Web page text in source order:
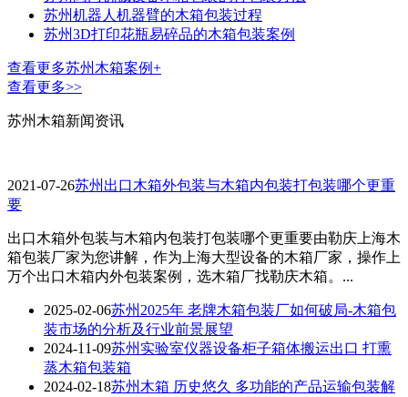
苏州机器人机器臂的木箱包装过程
苏州3D打印花瓶易碎品的木箱包装案例
查看更多苏州木箱案例+
查看更多>>
苏州木箱新闻资讯
2021-07-26苏州出口木箱外包装与木箱内包装打包装哪个更重
要
出口木箱外包装与木箱内包装打包装哪个更重要由勒庆上海木
箱包装厂家为您讲解，作为上海大型设备的木箱厂家，操作上
万个出口木箱内外包装案例，选木箱厂找勒庆木箱。...
2025-02-06苏州2025年 老牌木箱包装厂如何破局-木箱包
装市场的分析及行业前景展望
2024-11-09苏州实验室仪器设备柜子箱体搬运出口 打熏
蒸木箱包装箱
2024-02-18苏州木箱 历史悠久 多功能的产品运输包装解